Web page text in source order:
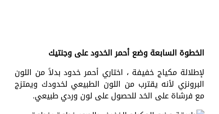
الخطوة السابعة وضع أحمر الخدود على وجنتيك
لإطلالة مكياج خفيفة ، اختاري أحمر خدود بدلاً من اللون
البرونزي لأنه يقترب من اللون الطبيعي لخدودك ويمتزج
مع فرشاة على الخد للحصول على لون وردي طبيعي.